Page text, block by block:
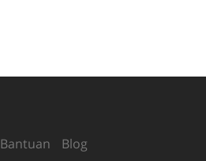
Bantuan Blog